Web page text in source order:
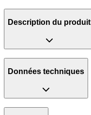
Description du produit
Données techniques